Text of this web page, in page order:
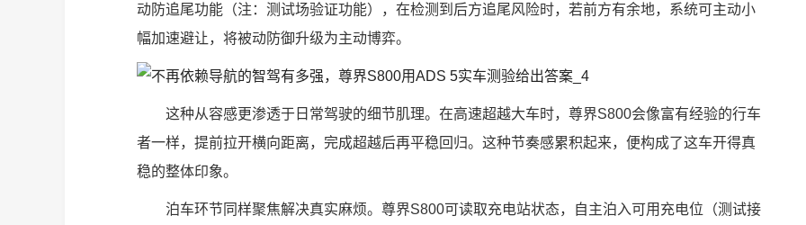
动防追尾功能（注：测试场验证功能），在检测到后方追尾风险时，若前方有余地，系统可主动小
幅加速避让，将被动防御升级为主动博弈。
这种从容感更渗透于日常驾驶的细节肌理。在高速超越大车时，尊界S800会像富有经验的行车
者一样，提前拉开横向距离，完成超越后再平稳回归。这种节奏感累积起来，便构成了这车开得真
稳的整体印象。
泊车环节同样聚焦解决真实麻烦。尊界S800可读取充电站状态，自主泊入可用充电位（测试接